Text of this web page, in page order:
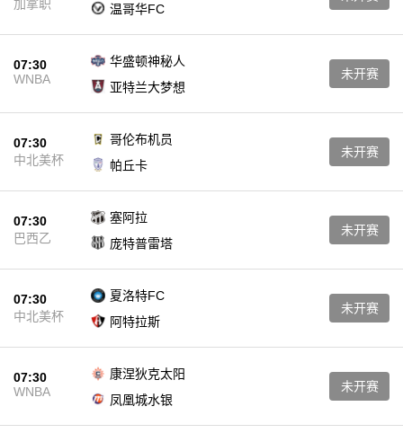
加拿职 温哥华FC
07:30
WNBA
华盛顿神秘人
亚特兰大梦想
未开赛
07:30
中北美杯
哥伦布机员
帕丘卡
未开赛
07:30
巴西乙
塞阿拉
庞特普雷塔
未开赛
07:30
中北美杯
夏洛特FC
阿特拉斯
未开赛
07:30
WNBA
康涅狄克太阳
凤凰城水银
未开赛